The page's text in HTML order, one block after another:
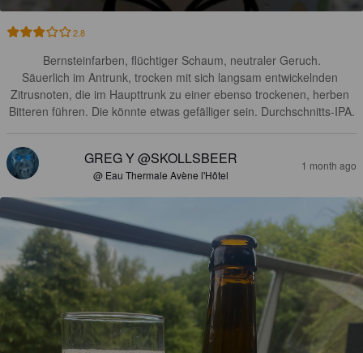
2.8
Bernsteinfarben, flüchtiger Schaum, neutraler Geruch.
Säuerlich im Antrunk, trocken mit sich langsam entwickelnden
Zitrusnoten, die im Haupttrunk zu einer ebenso trockenen, herben
Bitteren führen. Die könnte etwas gefälliger sein. Durchschnitts-IPA.
GREG Y @SKOLLSBEER
@ Eau Thermale Avène l'Hôtel
1 month ago